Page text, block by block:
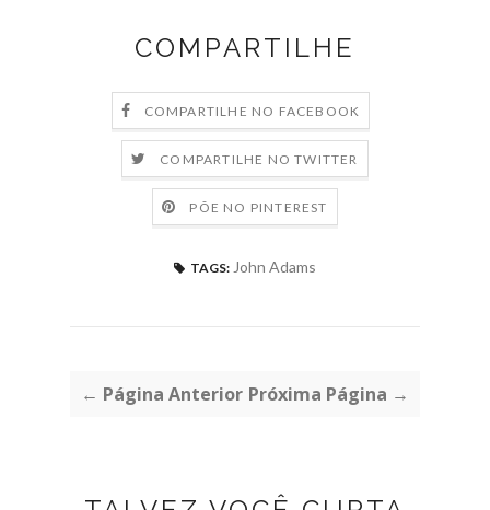
COMPARTILHE
COMPARTILHE NO FACEBOOK
COMPARTILHE NO TWITTER
PÕE NO PINTEREST
TAGS: John Adams
← Página Anterior Próxima Página →